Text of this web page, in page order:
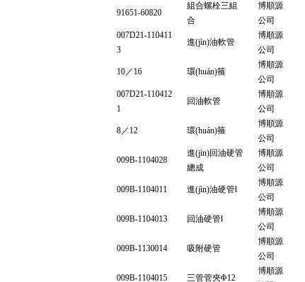
91651-60820
組合螺栓三組
合
博順源
公司
007D21-110411
3
進(jìn)油軟管
博順源
公司
10／16 環(huán)箍
博順源
公司
007D21-110412
1
回油軟管
博順源
公司
8／12 環(huán)箍
博順源
公司
009B-1104028
進(jìn)回油硬管
總成
博順源
公司
009B-1104011 進(jìn)油硬管Ⅰ
博順源
公司
009B-1104013 回油硬管Ⅰ
博順源
公司
009B-1130014 吸附硬管
博順源
公司
009B-1104015 三管管夾Φ12
博順源